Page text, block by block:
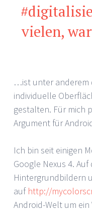
vielen,
…ist unter anderem
individuelle
gestalten. Für mich
Argument für
Ich bin seit einigen
Google Nexus 4.
Hintergrundbildern
auf http://
Android-Welt um